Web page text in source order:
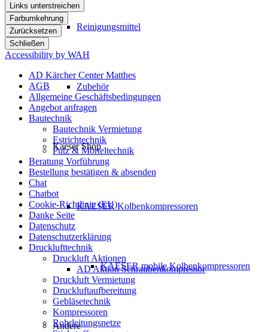
Reinigungsmittel
Zubehör
Kaeser Shop
KAESER Kolbenkompressoren
KAESER mobile Kolbenkompressoren
Andere
Links unterstreichen
Farbumkehrung
Zurücksetzen
Schließen
Accessibility by WAH
AD Kärcher Center Matthes
AGB
Allgemeine Geschäftsbedingungen
Angebot anfragen
Bautechnik
Bautechnik Vermietung
Estrichtechnik
Putz & Mörteltechnik
Beratung Vorführung
Bestellung bestätigen & absenden
Chat
Chatbot
Cookie-Richtlinie (EU)
Danke Seite
Datenschutz
Datenschutzerklärung
Drucklufttechnik
Druckluft Aktionen
AD Aktion Schraubenkompressor
Druckluft Vermietung
Druckluftaufbereitung
Gebläsetechnik
Kompressoren
Rohrleitungsnetze